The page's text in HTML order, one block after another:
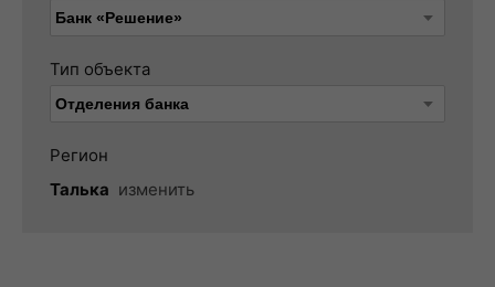
Тип объекта
Регион
Талька изменить